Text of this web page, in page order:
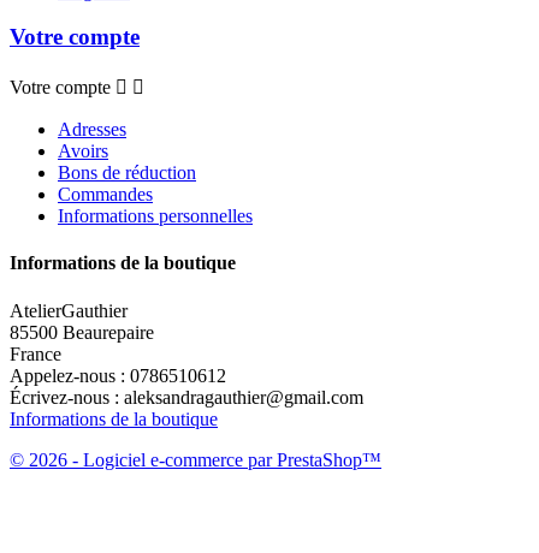
Votre compte
Votre compte  
Adresses
Avoirs
Bons de réduction
Commandes
Informations personnelles
Informations de la boutique
AtelierGauthier
85500 Beaurepaire
France
Appelez-nous : 0786510612
Écrivez-nous : aleksandragauthier@gmail.com
Informations de la boutique
© 2026 - Logiciel e-commerce par PrestaShop™